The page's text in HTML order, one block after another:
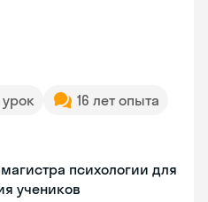
урок
16 лет опыта
психологии для
учеников